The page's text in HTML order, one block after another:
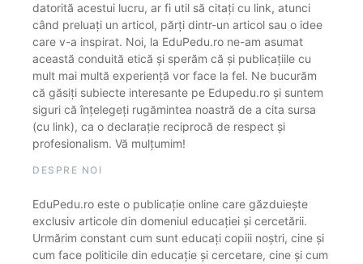
datorită acestui lucru, ar fi util să citați cu link, atunci
când preluați un articol, părți dintr-un articol sau o idee
care v-a inspirat. Noi, la EduPedu.ro ne-am asumat
această conduită etică și sperăm că și publicațiile cu
mult mai multă experiență vor face la fel. Ne bucurăm
că găsiți subiecte interesante pe Edupedu.ro și suntem
siguri că înțelegeți rugămintea noastră de a cita sursa
(cu link), ca o declarație reciprocă de respect și
profesionalism. Vă mulțumim!
DESPRE NOI
EduPedu.ro este o publicație online care găzduiește
exclusiv articole din domeniul educației și cercetării.
Urmărim constant cum sunt educați copiii noștri, cine și
cum face politicile din educație și cercetare, cine și cum